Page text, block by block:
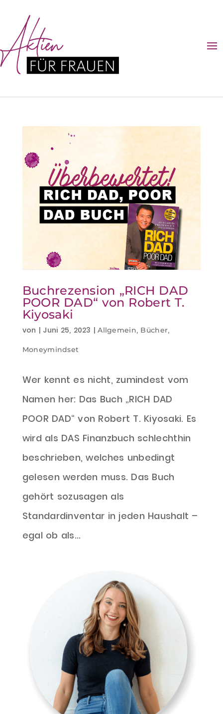
Buchrezension „RICH DAD
POOR DAD“ von Robert T.
Kiyosaki
von | Juni 25, 2023 |Allgemein, Bücher,
Moneymindset
Wer kennt es nicht, zumindest vom
Namen her: Das Buch „RICH DAD
POOR DAD“ von Robert T. Kiyosaki. Es
wird als DAS Finanzbuch schlechthin
beschrieben, welches unbedingt
gelesen werden muss. Das Buch
gehört sozusagen als
Standardinventar in jeden Haushalt –
egal ob als...